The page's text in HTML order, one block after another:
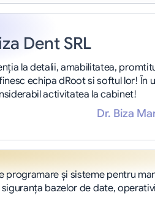
Dent SRL
la detalii, amabilitatea,
echipa dRoot si softul lor! În
activitatea la cabinet!
Dr. Biza
programare şi sisteme pentru
bazelor de date,